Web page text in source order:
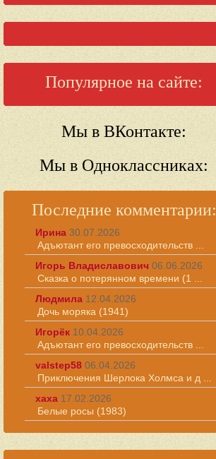
Популярное на сайте:
Мы в ВКонтакте:
Мы в Одноклассниках:
Последние комментарии:
Ирина 30.07.2026
Адъютант его превосходительств ...
Игорь Владиславович 06.06.2026
Сказка о потерянном времени (1 ...
Людмила 12.04.2026
Дочь моряка (1941)
Игорёк 10.04.2026
Адъютант его превосходительств ...
valstep58 06.04.2026
Приключения Шерлока Холмса и д ...
хаха 17.02.2026
Белые росы (1983)